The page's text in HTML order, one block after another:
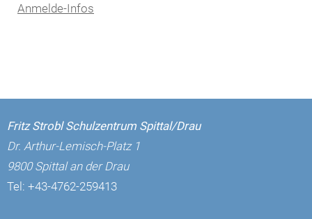
Anmelde-Infos
Fritz Strobl Schulzentrum Spittal/Drau
Dr. Arthur-Lemisch-Platz 1
9800 Spittal an der Drau
Tel: +43-4762-259413